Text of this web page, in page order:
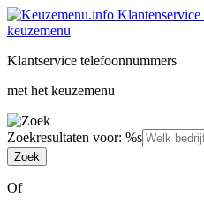
Klantservice telefoonnummers
met het keuzemenu
Zoekresultaten voor: %s
Of